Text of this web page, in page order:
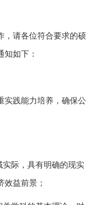
，请各位符合要求的硕
如下：
实践能力培养 ，确保公
际，具有明确的现实
益前景；